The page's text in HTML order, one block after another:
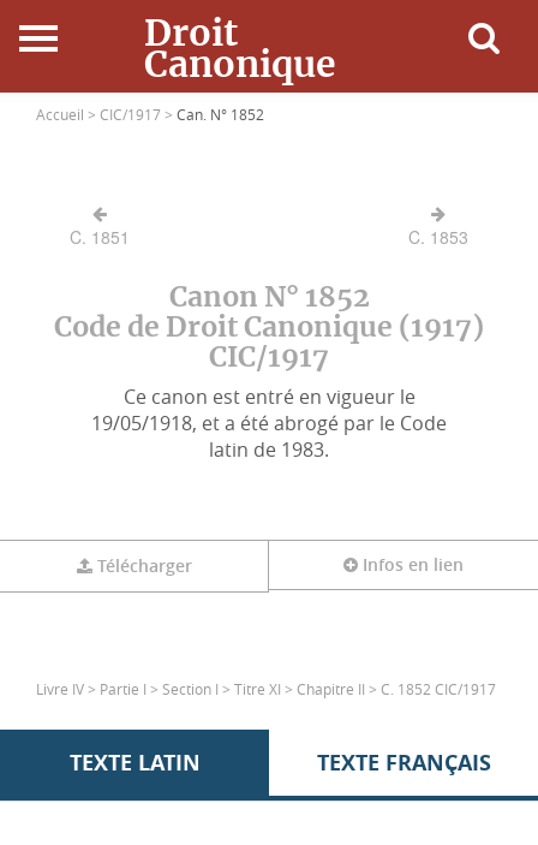
Droit
Canonique
Accueil
Ressources
Accueil > CIC/1917 > Can. N° 1852
C. 1851 C. 1853
Canon N° 1852
Code de Droit Canonique (1917)
CIC/1917
Ce canon est entré en vigueur le
19/05/1918, et a été abrogé par le Code
latin de 1983.
Télécharger Infos en lien
Livre IV > Partie I > Section I > Titre XI > Chapitre II > C. 1852 CIC/1917
TEXTE LATIN TEXTE FRANÇAIS